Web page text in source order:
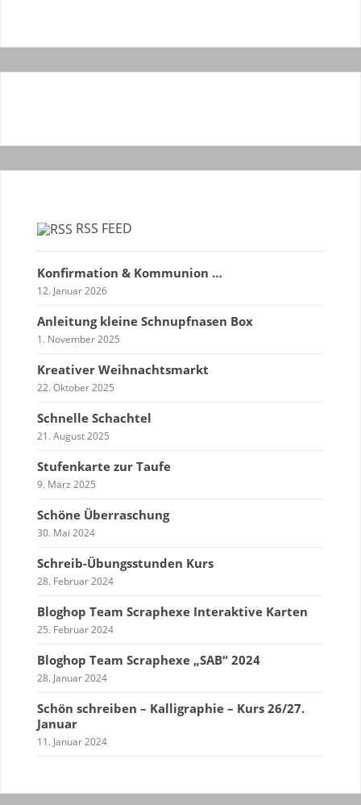
RSS FEED
Konfirmation & Kommunion …
12. Januar 2026
Anleitung kleine Schnupfnasen Box
1. November 2025
Kreativer Weihnachtsmarkt
22. Oktober 2025
Schnelle Schachtel
21. August 2025
Stufenkarte zur Taufe
9. März 2025
Schöne Überraschung
30. Mai 2024
Schreib-Übungsstunden Kurs
28. Februar 2024
Bloghop Team Scraphexe Interaktive Karten
25. Februar 2024
Bloghop Team Scraphexe „SAB“ 2024
28. Januar 2024
Schön schreiben – Kalligraphie – Kurs 26/27.
Januar
11. Januar 2024